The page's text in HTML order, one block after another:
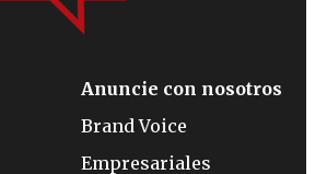
Anuncie con nosotros
Brand Voice
Empresariales